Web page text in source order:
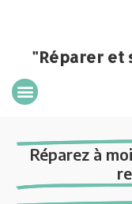
"Réparer et
Réparez à